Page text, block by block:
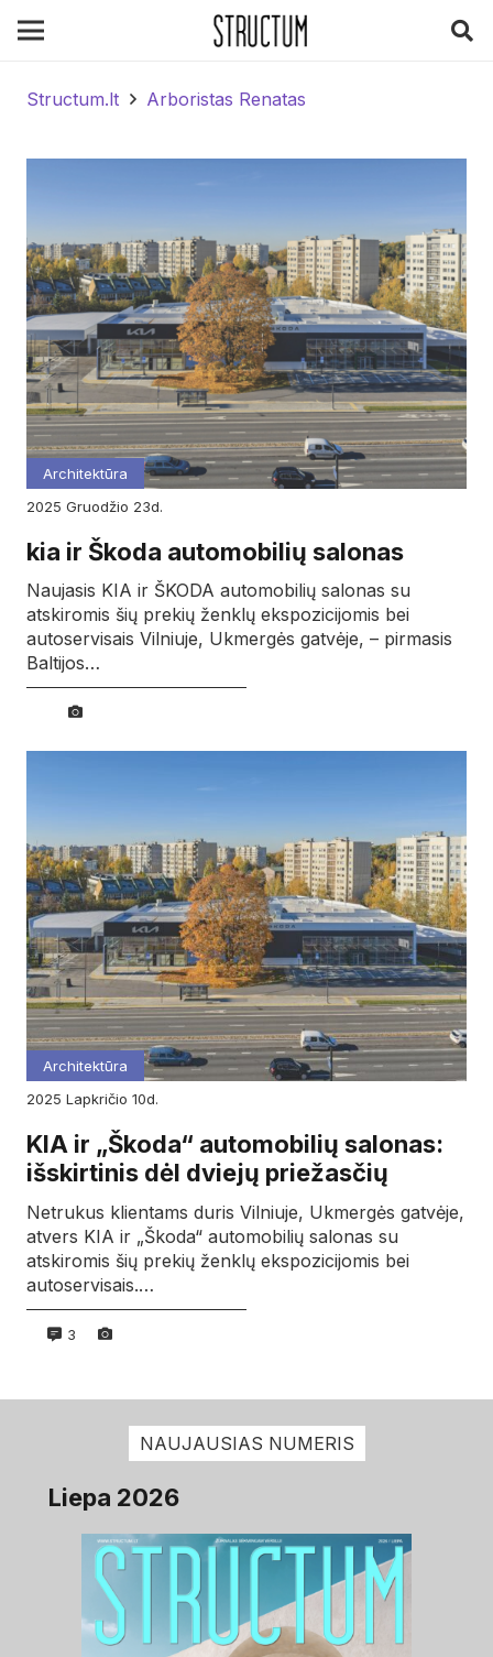
Structum.lt Arboristas Renatas
Architektūra
2025
gruodžio 23d.
kia ir Škoda automobilių salonas
Naujasis KIA ir ŠKODA automobilių salonas su
atskiromis šių prekių ženklų ekspozicijomis bei
autoservisais Vilniuje, Ukmergės gatvėje, – pirmasis
Baltijos…
Architektūra
2025
lapkričio 10d.
KIA ir „Škoda“ automobilių salonas:
išskirtinis dėl dviejų priežasčių
Netrukus klientams duris Vilniuje, Ukmergės gatvėje,
atvers KIA ir „Škoda“ automobilių salonas su
atskiromis šių prekių ženklų ekspozicijomis bei
autoservisais.…
3
NAUJAUSIAS NUMERIS
Liepa 2026